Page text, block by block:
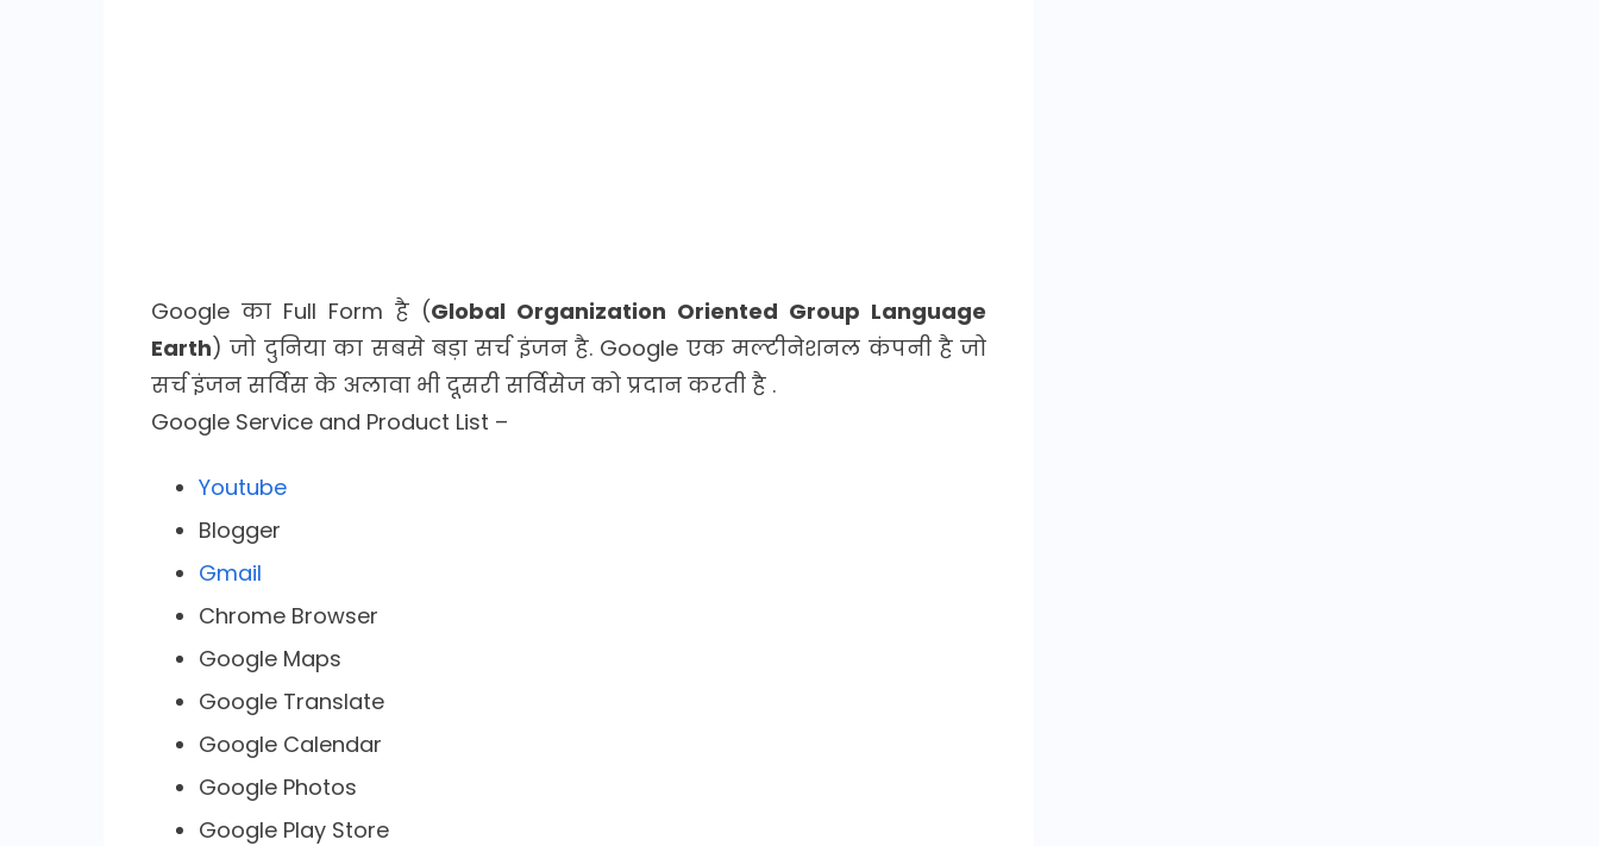
Google का Full Form है (Global Organization Oriented Group Language
Earth) जो दुनिया का सबसे बड़ा सर्च इंजन है. Google एक मल्टीनेशनल कंपनी है जो
सर्च इंजन सर्विस के अलावा भी दूसरी सर्विसेज को प्रदान करती है .
Google Service and Product List –
Youtube
Blogger
Gmail
Chrome Browser
Google Maps
Google Translate
Google Calendar
Google Photos
Google Play Store